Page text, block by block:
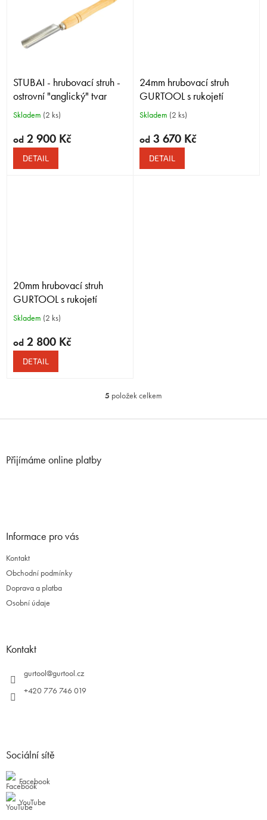
STUBAI - hrubovací struh -
ostrovní "anglický" tvar
Skladem (2 ks)
od 2 900 Kč
DETAIL
24mm hrubovací struh
GURTOOL s rukojetí
24mm Roughing Gouge with
Skladem (2 ks)
od 3 670 Kč
DETAIL
20mm hrubovací struh
GURTOOL s rukojetí
20mm Roughing Gouge with
Skladem (2 ks)
od 2 800 Kč
DETAIL
O
l
5 položek celkem
Z
Přijímáme online platby
Informace pro vás
Kontakt
Obchodní podmínky
Doprava a platba
Osobní údaje
Kontakt
gurtool@gurtool.cz
+420 776 746 019
Sociální sítě
Facebook
YouTube